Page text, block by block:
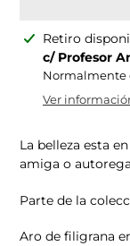
Agregando
producto
Retiro
c/ Profesor
Normalmente
Ver
La belleza esta
amiga o
Parte de la
Aro de filigrana